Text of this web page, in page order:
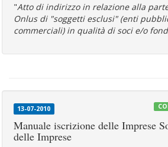
"Atto di indirizzo in relazione alla
Onlus di "soggetti esclusi" (enti
commerciali) in qualità di soci e/o
13-07-2010
Manuale iscrizione delle Imprese
delle Imprese